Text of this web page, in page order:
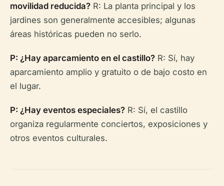
movilidad reducida? R: La planta principal y los
jardines son generalmente accesibles; algunas
áreas históricas pueden no serlo.
P: ¿Hay aparcamiento en el castillo? R: Sí, hay
aparcamiento amplio y gratuito o de bajo costo en
el lugar.
P: ¿Hay eventos especiales? R: Sí, el castillo
organiza regularmente conciertos, exposiciones y
otros eventos culturales.